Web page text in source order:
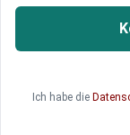
Deutschland
Ich habe die